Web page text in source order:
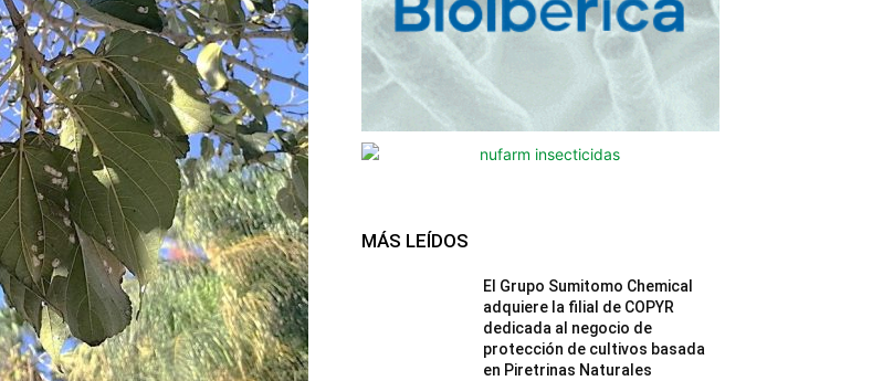
MÁS LEÍDOS
El Grupo Sumitomo Chemical
adquiere la filial de COPYR
dedicada al negocio de
protección de cultivos basada
en Piretrinas Naturales